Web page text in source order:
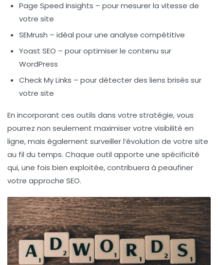
Page Speed Insights – pour mesurer la vitesse de
votre site
SEMrush – idéal pour une analyse compétitive
Yoast SEO – pour optimiser le contenu sur
WordPress
Check My Links – pour détecter des liens brisés sur
votre site
En incorporant ces outils dans votre stratégie, vous
pourrez non seulement maximiser votre visibilité en
ligne, mais également surveiller l’évolution de votre site
au fil du temps. Chaque outil apporte une spécificité
qui, une fois bien exploitée, contribuera à peaufiner
votre approche SEO.